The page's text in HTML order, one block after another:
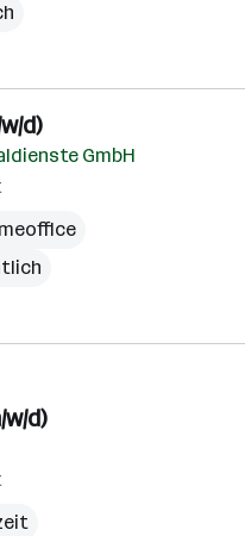
d)
GmbH
d)